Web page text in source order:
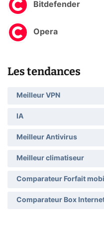
Bitdefender
Opera
Les tendances
Meilleur VPN
IA
Meilleur Antivirus
Meilleur climatiseur
Comparateur Forfait
Comparateur Box